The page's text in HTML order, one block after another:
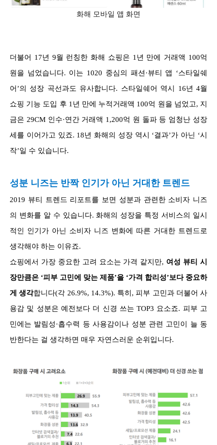
화해 모바일 앱 화면
더불어 17년 9월 런칭한 화해 쇼핑은 1년 만에 거래액 100억
원을 넘었습니다. 이는 1020 중심의 패션·뷰티 앱 ‘스타일쉐
어’의 성장 곡선과도 유사합니다. 스타일쉐어 역시 16년 4월
쇼핑 기능 도입 후 1년 만에 누적거래액 100억 원을 넘었고, 지
금은 29CM 인수·연간 거래액 1,200억 원 돌파 등 엄청난 성장
세를 이어가고 있죠. 18년 화해의 성장 역시 ‘결과’가 아닌 ‘시
작’일 수 있습니다.
성분 니즈는 반짝 인기가 아닌 거대한 트렌드
2019 뷰티 트렌드 리포트를 보면 성분과 관련한 소비자 니즈
의 변화를 알 수 있습니다. 화해의 성장을 특정 서비스의 일시
적인 인기가 아닌 소비자 니즈 변화에 따른 거대한 트렌드로
생각해야 하는 이유죠.
쇼핑에서 가장 중요한 고려 요소는 가격 같지만, 여성 뷰티 시
장만큼은 ‘피부 고민에 맞는 제품’을 ‘가격 합리성’보다 중요하
게 생각합니다(각 26.9%, 14.3%). 특히, 피부 고민과 더불어 사
용감 및 성분은 예전보다 더 신경 쓰는 TOP3 요소죠. 피부 고
민에는 발림성·흡수력 등 사용감이나 성분 관련 고민이 늘 동
반한다는 걸 생각하면 매우 자연스러운 순위입니다.